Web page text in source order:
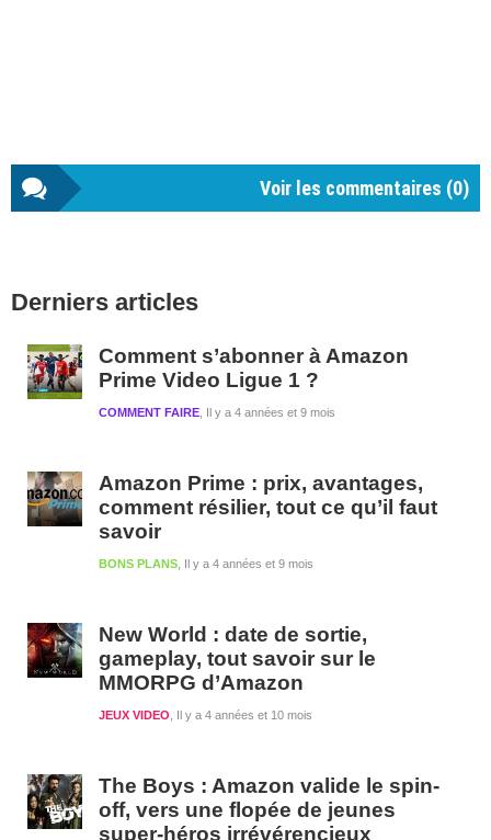
Voir les commentaires (0)
latérale
Derniers articles
Comment s’abonner à Amazon
Prime Video Ligue 1 ?
Il y a 4 années et 9 mois
COMMENT FAIRE
Amazon Prime : prix, avantages,
comment résilier, tout ce qu’il faut
savoir
Il y a 4 années et 9 mois
BONS PLANS
New World : date de sortie,
gameplay, tout savoir sur le
MMORPG d’Amazon
Il y a 4 années et 10 mois
JEUX VIDEO
The Boys : Amazon valide le spin-
off, vers une flopée de jeunes
super-héros irrévérencieux